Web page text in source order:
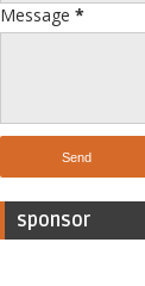
Message *
sponsor